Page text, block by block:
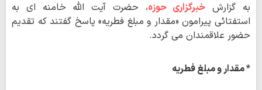
به گزارش خبرگزاری حوزه، حضرت آیت الله خامنه ای به
استفتائی پیرامون «مقدار و مبلغ فطریه» پاسخ گفتند که تقدیم
حضور علاقمندان می گردد.
* مقدار و مبلغ فطریه